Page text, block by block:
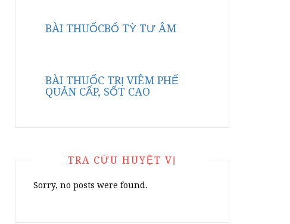
BÀI THUỐCBỔ TỲ TƯ ÂM
BÀI THUỐC TRỊ VIÊM PHẾ
QUẢN CẤP, SỐT CAO
TRA CỨU HUYỆT VỊ
Sorry, no posts were found.